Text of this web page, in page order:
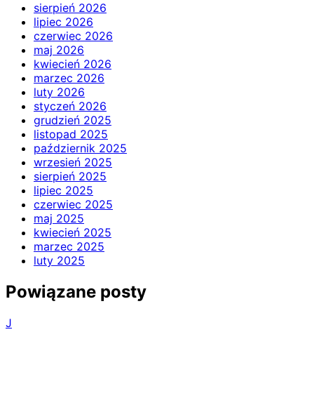
sierpień 2026
lipiec 2026
czerwiec 2026
maj 2026
kwiecień 2026
marzec 2026
luty 2026
styczeń 2026
grudzień 2025
listopad 2025
październik 2025
wrzesień 2025
sierpień 2025
lipiec 2025
czerwiec 2025
maj 2025
kwiecień 2025
marzec 2025
luty 2025
Powiązane posty
J